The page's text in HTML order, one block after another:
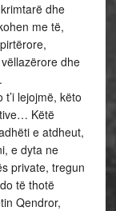
dhe
me të,
dhe
lejojmë, këto
Këtë
e atdheut,
e dyta ne
private, tregun
të thotë
Qendror,